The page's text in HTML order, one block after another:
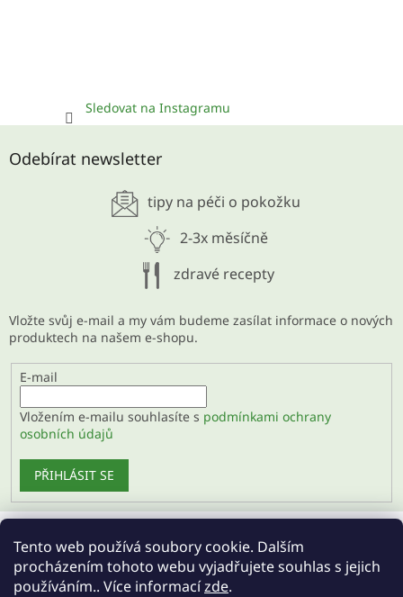
Tento web používá soubory cookie. Dalším
procházením tohoto webu vyjadřujete souhlas s jejich
používáním.. Více informacízde.
Sledovat na Instagramu
Odebírat newsletter
tipy na péči o pokožku
2-3x měsíčně
zdravé recepty
Vložte svůj e-mail a my vám budeme zasílat informace o nových
produktech na našem e-shopu.
E-mail
Vložením e-mailu souhlasíte s podmínkami ochrany
osobních údajů
PŘIHLÁSIT SE
Velkoobchod